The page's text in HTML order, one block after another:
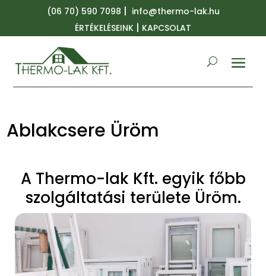
(06 70) 590 7098 | info@thermo-lak.hu
ÉRTÉKELÉSEINK | KAPCSOLAT
Ablakcsere Üröm
A Thermo-lak Kft. egyik főbb
szolgáltatási területe Üröm.